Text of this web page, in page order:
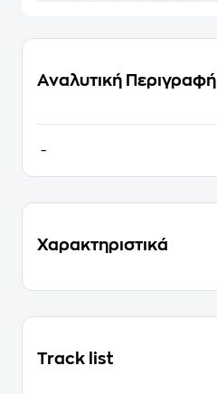
Αναλυτική Περιγραφή
-
Χαρακτηριστικά
Track list